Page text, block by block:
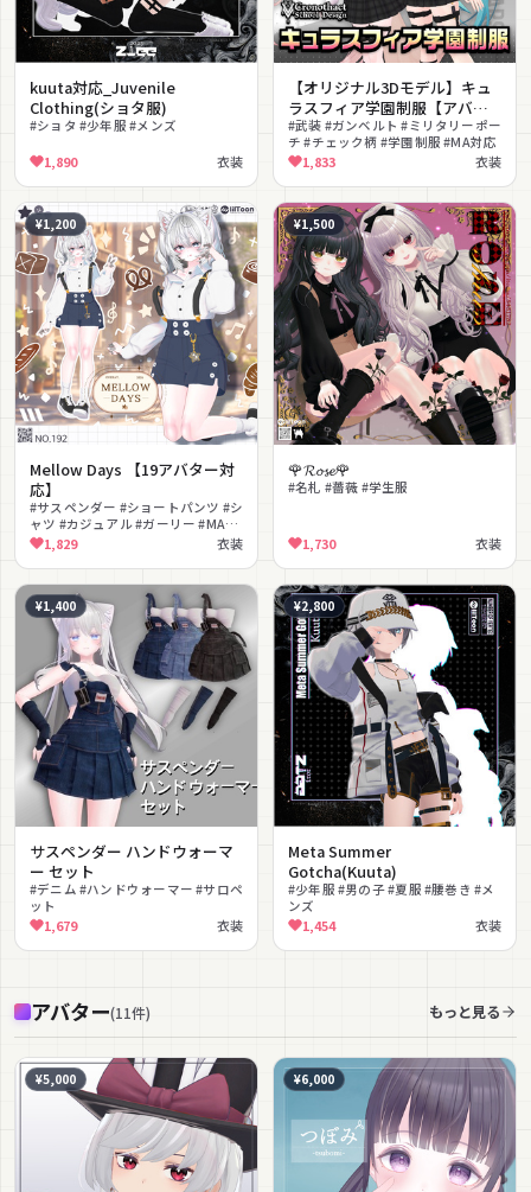
kuuta対応_Juvenile
Clothing(ショタ服)
#ショタ #少年服 #メンズ
1,890 衣装
【オリジナル3Dモデル】キュ
ラスフィア学園制服【アバタ
ー対応衣装】
#武装 #ガンベルト #ミリタリーポー
チ #チェック柄 #学園制服 #MA対応
1,833 衣装
¥1,200
Mellow Days 【19アバター対
応】
#サスペンダー #ショートパンツ #シ
ャツ #カジュアル #ガーリー #MA対
応 #lilToon対応 #色変更可能 #日常
#ストリート
1,829 衣装
¥1,500
🌹𝓡𝓸𝓼𝓮🌹
#名札 #薔薇 #学生服
1,730 衣装
¥1,400
サスペンダー ハンドウォーマ
ー セット
#デニム #ハンドウォーマー #サロペ
ット
1,679 衣装
¥2,800
Meta Summer
Gotcha(Kuuta)
#少年服 #男の子 #夏服 #腰巻き #メ
ンズ
1,454 衣装
アバター(11件) もっと見る
¥5,000 ¥6,000